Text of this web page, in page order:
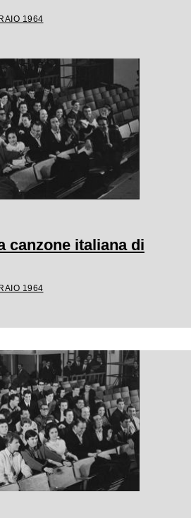
1964
canzone italiana di
1964